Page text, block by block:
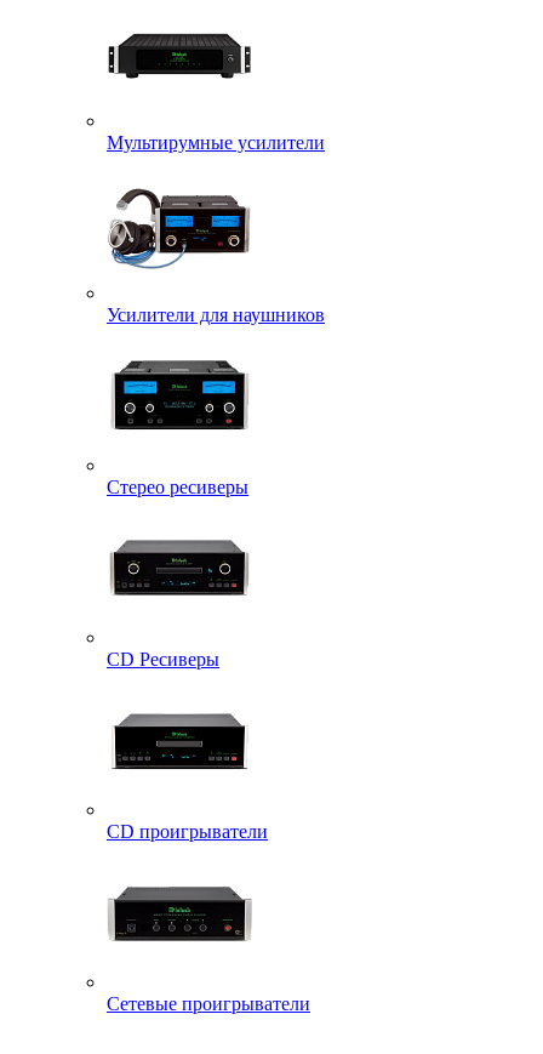
Мультирумные усилители
Усилители для наушников
Стерео ресиверы
CD Ресиверы
CD проигрыватели
Сетевые проигрыватели